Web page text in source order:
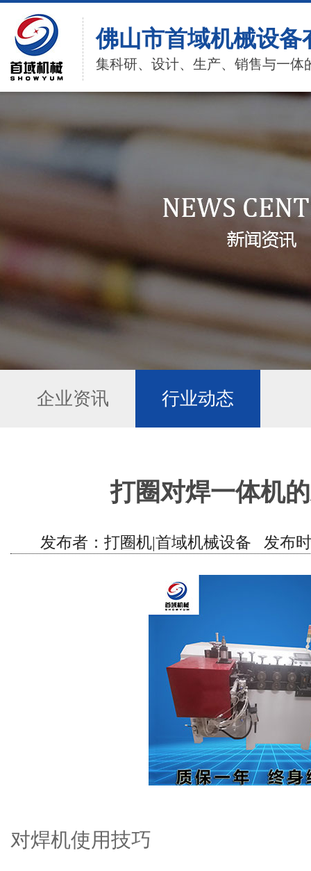
佛山市首域机械设备
集科研、设计、生产、销售与一体
企业资讯 行业动态
打圈对焊一体机
发布者：打圈机|首域机械设备 发布
对焊机使用技巧